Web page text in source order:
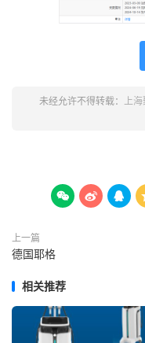
未经允许不得转载： 上海
  
上一篇
德国耶格
相关推荐